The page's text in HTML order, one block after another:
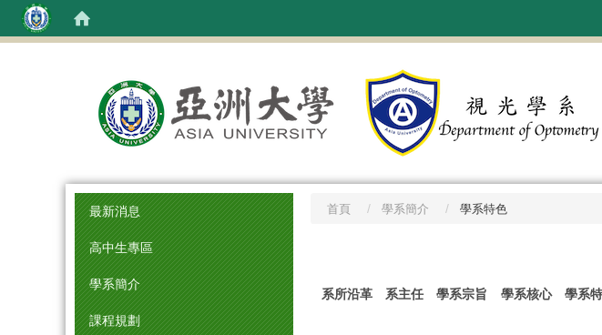
最新消息
高中生專區
學系簡介
課程規劃
首頁 學系簡介 學系特色
系所沿革 系主任 學系宗旨 學系核心 學系